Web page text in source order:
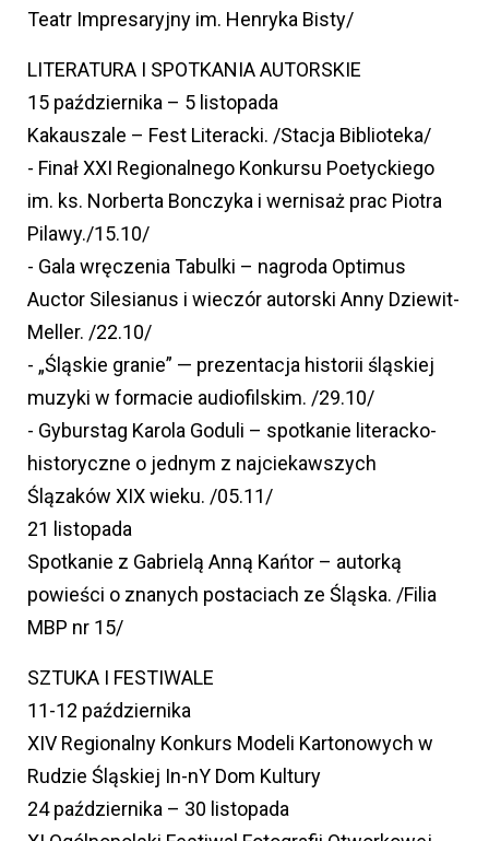
Teatr Impresaryjny im. Henryka Bisty/
LITERATURA I SPOTKANIA AUTORSKIE
15 października – 5 listopada
Kakauszale – Fest Literacki. /Stacja Biblioteka/
- Finał XXI Regionalnego Konkursu Poetyckiego
im. ks. Norberta Bonczyka i wernisaż prac Piotra
Pilawy./15.10/
- Gala wręczenia Tabulki – nagroda Optimus
Auctor Silesianus i wieczór autorski Anny Dziewit-
Meller. /22.10/
- „Śląskie granie” — prezentacja historii śląskiej
muzyki w formacie audiofilskim. /29.10/
- Gyburstag Karola Goduli – spotkanie literacko-
historyczne o jednym z najciekawszych
Ślązaków XIX wieku. /05.11/
21 listopada
Spotkanie z Gabrielą Anną Kańtor – autorką
powieści o znanych postaciach ze Śląska. /Filia
MBP nr 15/
SZTUKA I FESTIWALE
11-12 października
XIV Regionalny Konkurs Modeli Kartonowych w
Rudzie Śląskiej In-nY Dom Kultury
24 października – 30 listopada